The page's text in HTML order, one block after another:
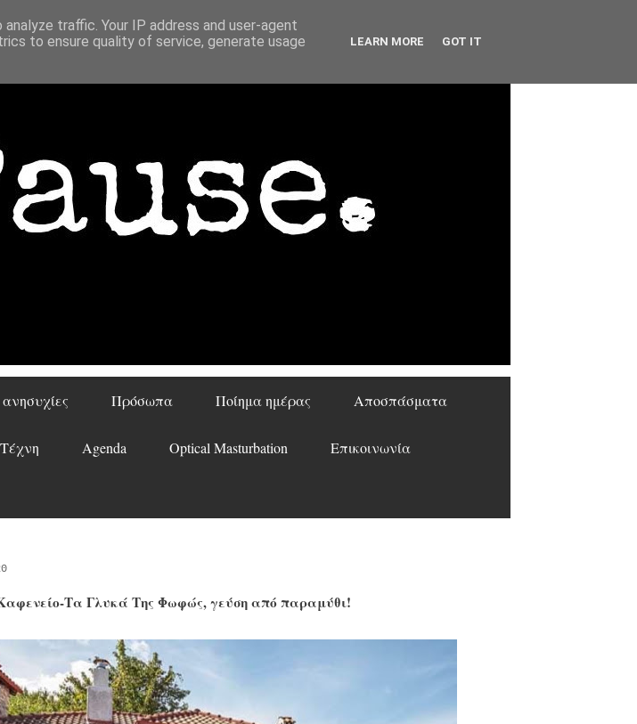
Πρόσωπα Ποίημα ημέρας Αποσπάσματα
Τέχνη Agenda Optical Masturbation Επικοινωνία
Τα Γλυκά Της Φωφώς, γεύση από παραμύθι!
traffic. Your IP address and user-agent
to ensure quality of service, generate usage
LEARN MORE GOT IT